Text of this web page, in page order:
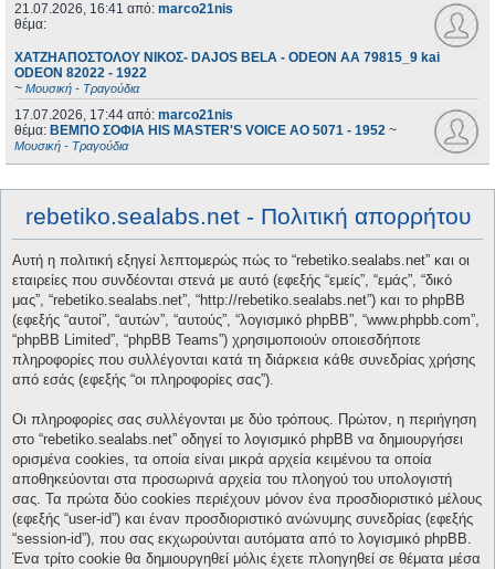
21.07.2026, 16:41 από: marco21nis
θέμα:
ΧΑΤΖΗΑΠΟΣΤΟΛΟΥ ΝΙΚΟΣ- DAJOS BELA - ODEON AA 79815_9 kai
ODEON 82022 - 1922
~ Μουσική - Τραγούδια
17.07.2026, 17:44 από: marco21nis
θέμα: ΒΕΜΠΟ ΣΟΦΙΑ HIS MASTER'S VOICE AO 5071 - 1952 ~
Μουσική - Τραγούδια
rebetiko.sealabs.net - Πολιτική απορρήτου
Αυτή η πολιτική εξηγεί λεπτομερώς πώς το “rebetiko.sealabs.net” και οι
εταιρείες που συνδέονται στενά με αυτό (εφεξής “εμείς”, “εμάς”, “δικό
μας”, “rebetiko.sealabs.net”, “http://rebetiko.sealabs.net”) και το phpBB
(εφεξής “αυτοί”, “αυτών”, “αυτούς”, “λογισμικό phpBB”, “www.phpbb.com”,
“phpBB Limited”, “phpBB Teams”) χρησιμοποιούν οποιεσδήποτε
πληροφορίες που συλλέγονται κατά τη διάρκεια κάθε συνεδρίας χρήσης
από εσάς (εφεξής “οι πληροφορίες σας”).
Οι πληροφορίες σας συλλέγονται με δύο τρόπους. Πρώτον, η περιήγηση
στο “rebetiko.sealabs.net” οδηγεί το λογισμικό phpBB να δημιουργήσει
ορισμένα cookies, τα οποία είναι μικρά αρχεία κειμένου τα οποία
αποθηκεύονται στα προσωρινά αρχεία του πλοηγού του υπολογιστή
σας. Τα πρώτα δύο cookies περιέχουν μόνον ένα προσδιοριστικό μέλους
(εφεξής “user-id”) και έναν προσδιοριστικό ανώνυμης συνεδρίας (εφεξής
“session-id”), που σας εκχωρούνται αυτόματα από το λογισμικό phpBB.
Ένα τρίτο cookie θα δημιουργηθεί μόλις έχετε πλοηγηθεί σε θέματα μέσα